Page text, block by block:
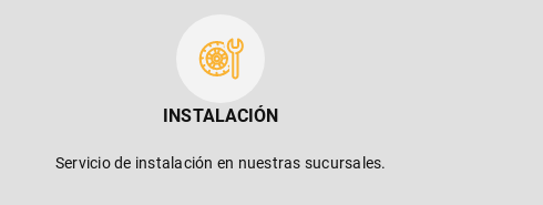
INSTALACIÓN
Servicio de instalación en nuestras sucursales.